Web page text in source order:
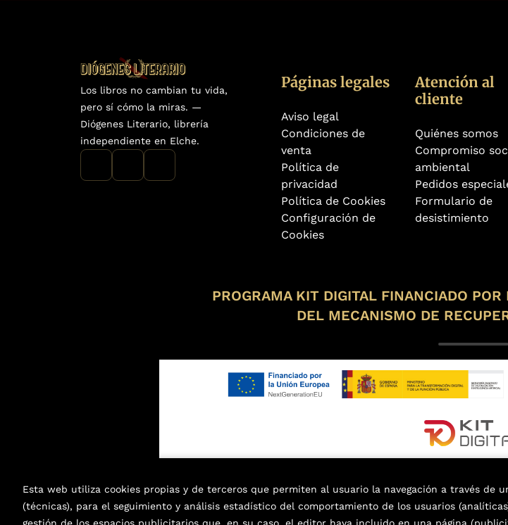
Los libros no cambian tu vida,
pero sí cómo la miras. —
Diógenes Literario, librería
independiente en Elche.
Páginas legales
Aviso legal
Condiciones de
venta
Política de
privacidad
Política de Cookies
Configuración de
Cookies
Atención al
cliente
Quiénes somos
Compromiso
ambiental
Pedidos
Formulario de
desistimiento
PROGRAMA KIT DIGITAL FINANCIADO
DEL MECANISMO DE
Esta web utiliza cookies propias y de terceros que permiten al usuario la navegación a través de
(técnicas), para el seguimiento y análisis estadístico del comportamiento de los usuarios